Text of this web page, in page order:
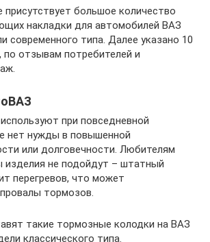
присутствует большое количество
накладки для автомобилей ВАЗ
современного типа. Далее указано 10
по отзывам потребителей и
при повседневной
нет нужды в повышенной
или долговечности. Любителям
изделия не подойдут – штатный
перегревов, что может
тормозов.
такие тормозные колодки на ВАЗ
классического типа.